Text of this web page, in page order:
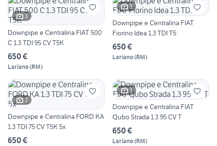
3
Downpipe e Centralina FIAT 500
C 1.3 TDI 95 CV T5K
650 €
Lariano(RM)
3
Downpipe e Centralina FIAT
Fiorino Idea 1.3 TDI T5
650 €
Lariano(RM)
3
Downpipe e Centralina FORD KA
1.3 TDI 75 CV T5K 5x
650 €
3
Downpipe e Centralina FIAT
Qubo Strada 1.3 95 CV T
650 €
Lariano(RM)